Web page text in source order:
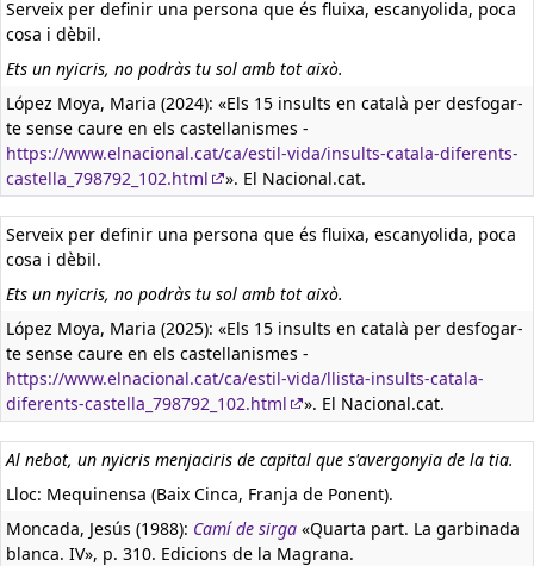
Serveix per definir una persona que és fluixa, escanyolida, poca
cosa i dèbil.
Ets un nyicris, no podràs tu sol amb tot això.
López Moya, Maria (2024): «Els 15 insults en català per desfogar-
te sense caure en els castellanismes -
https://www.elnacional.cat/ca/estil-vida/insults-catala-diferents-
castella_798792_102.html
». El Nacional.cat.
Serveix per definir una persona que és fluixa, escanyolida, poca
cosa i dèbil.
Ets un nyicris, no podràs tu sol amb tot això.
López Moya, Maria (2025): «Els 15 insults en català per desfogar-
te sense caure en els castellanismes -
https://www.elnacional.cat/ca/estil-vida/llista-insults-catala-
diferents-castella_798792_102.html
». El Nacional.cat.
Al nebot, un nyicris menjaciris de capital que s'avergonyia de la tia.
Lloc: Mequinensa (Baix Cinca, Franja de Ponent).
Moncada, Jesús (1988): Camí de sirga «Quarta part. La garbinada
blanca. IV», p. 310. Edicions de la Magrana.